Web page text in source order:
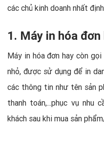
các chủ kinh doanh nhất
1. Máy in hóa đơn
Máy in hóa đơn hay còn
nhỏ, được sử dụng để in
các thông tin như tên sản
thanh toán,...phục vụ nhu
khách sau khi mua sản